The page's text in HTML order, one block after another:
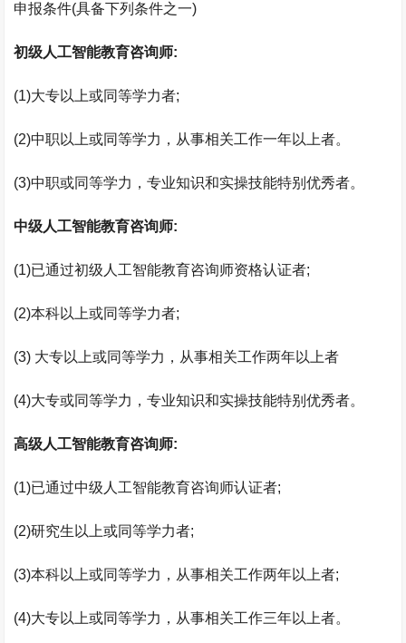
申报条件(具备下列条件之一)
初级人工智能教育咨询师:
(1)大专以上或同等学力者;
(2)中职以上或同等学力，从事相关工作一年以上者。
(3)中职或同等学力，专业知识和实操技能特别优秀者。
中级人工智能教育咨询师:
(1)已通过初级人工智能教育咨询师资格认证者;
(2)本科以上或同等学力者;
(3) 大专以上或同等学力，从事相关工作两年以上者
(4)大专或同等学力，专业知识和实操技能特别优秀者。
高级人工智能教育咨询师:
(1)已通过中级人工智能教育咨询师认证者;
(2)研究生以上或同等学力者;
(3)本科以上或同等学力，从事相关工作两年以上者;
(4)大专以上或同等学力，从事相关工作三年以上者。